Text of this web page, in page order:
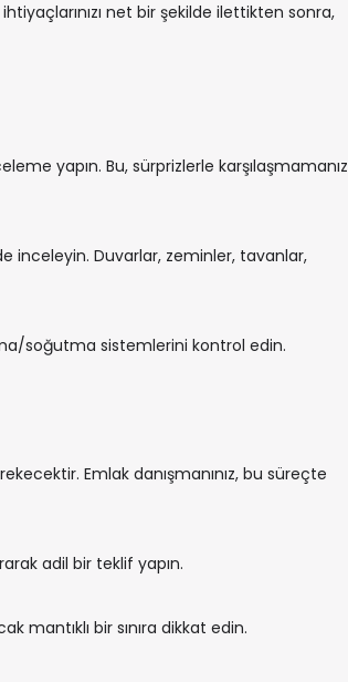
net bir şekilde ilettikten sonra,
yapın. Bu, sürprizlerle karşılaşmamanız
inceleyin. Duvarlar, zeminler, tavanlar,
soğutma sistemlerini kontrol edin.
Emlak danışmanınız, bu süreçte
adil bir teklif yapın.
mantıklı bir sınıra dikkat edin.